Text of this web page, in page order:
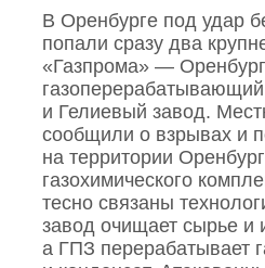
В Оренбурге под удар
попали сразу два
«Газпрома» —
и Гелиевый завод.
сообщили о взрывах и
на территории
газохимического
тесно связаны
завод очищает сырье и
а ГПЗ перерабатывает